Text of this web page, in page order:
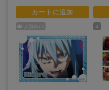
カートに追加
人気No. 4